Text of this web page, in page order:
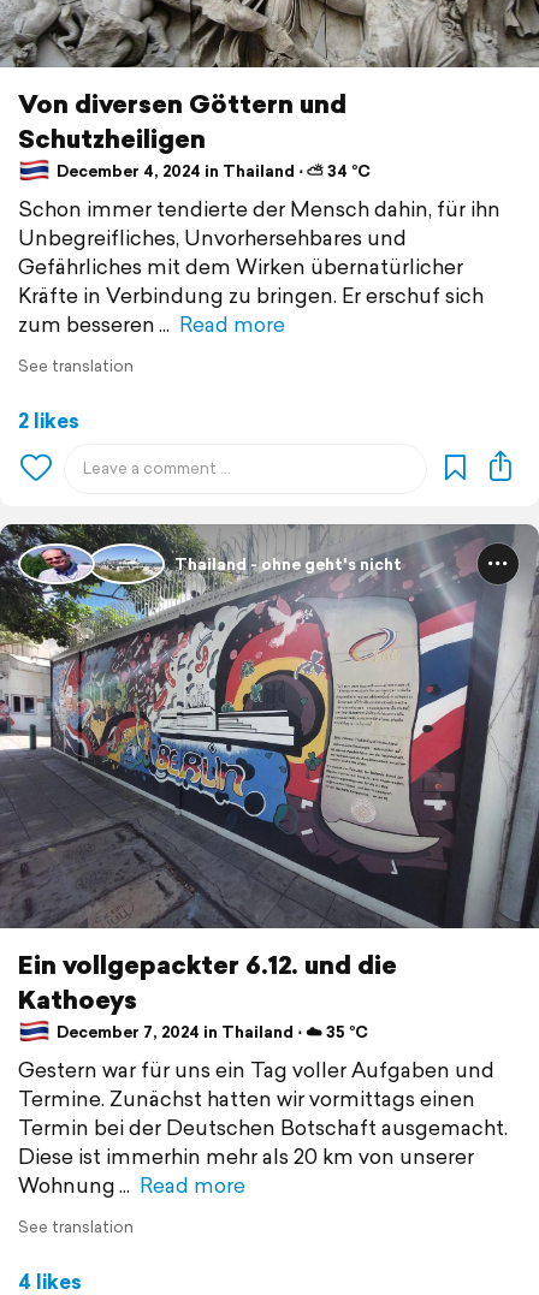
Von diversen Göttern und
Schutzheiligen
December 4, 2024 in Thailand ⋅ ⛅ 34 °C
Schon immer tendierte der Mensch dahin, für ihn
Unbegreifliches, Unvorhersehbares und
Gefährliches mit dem Wirken übernatürlicher
Kräfte in Verbindung zu bringen. Er erschuf sich
zum besseren
Read more
See translation
2 likes
Thailand - ohne geht's nicht
Ein vollgepackter 6.12. und die
Kathoeys
December 7, 2024 in Thailand ⋅ ☁️ 35 °C
Gestern war für uns ein Tag voller Aufgaben und
Termine. Zunächst hatten wir vormittags einen
Termin bei der Deutschen Botschaft ausgemacht.
Diese ist immerhin mehr als 20 km von unserer
Wohnung
Read more
See translation
4 likes